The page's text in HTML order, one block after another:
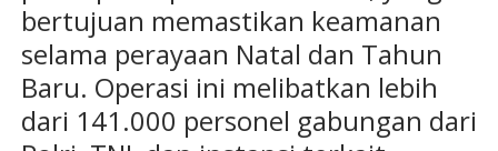
bertujuan memastikan keamanan
selama perayaan Natal dan Tahun
Baru. Operasi ini melibatkan lebih
dari 141.000 personel gabungan dari